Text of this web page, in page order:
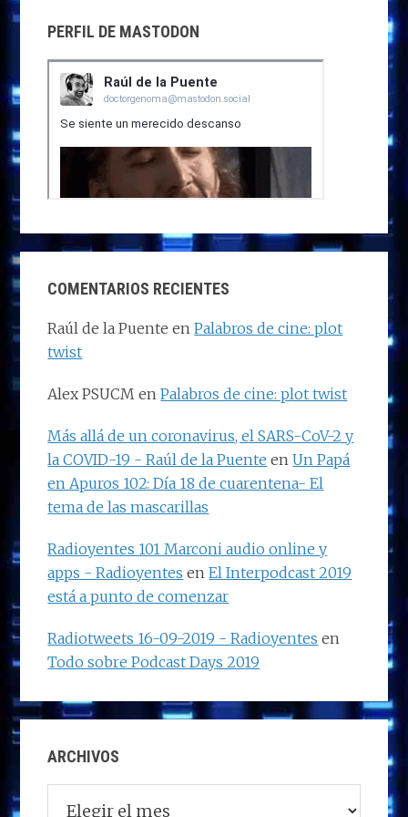
PERFIL DE MASTODON
COMENTARIOS RECIENTES
Raúl de la Puente enPalabros de cine: plot
twist
Alex PSUCM enPalabros de cine: plot twist
Más allá de un coronavirus, el SARS-CoV-2 y
la COVID-19 - Raúl de la Puente enUn Papá
en Apuros 102: Día 18 de cuarentena- El
tema de las mascarillas
Radioyentes 101 Marconi audio online y
apps - Radioyentes enEl Interpodcast 2019
está a punto de comenzar
Radiotweets 16-09-2019 - Radioyentes en
Todo sobre Podcast Days 2019
ARCHIVOS